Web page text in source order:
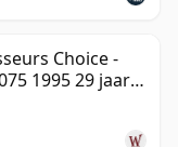
Choice -
1995 29 jaar